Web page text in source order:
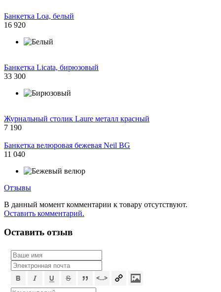
Банкетка Loa, белый
16 920
Банкетка Licata, бирюзовый
33 300
Журнальный столик Laure металл красный
7 190
Банкетка велюровая бежевая Neil BG
11 040
Отзывы
В данный момент комментарии к товару отсутствуют.
Оставить комментарий.
Оставить отзыв